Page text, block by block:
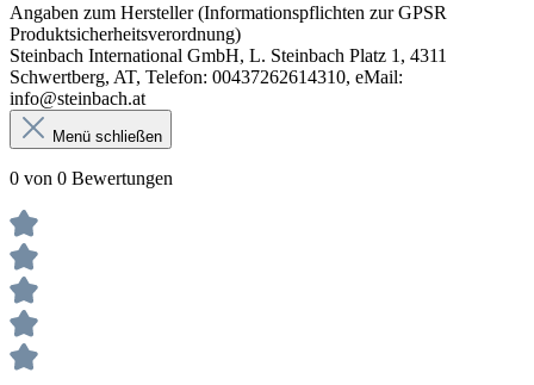
Angaben zum Hersteller (Informationspflichten zur GPSR
Produktsicherheitsverordnung)
Steinbach International GmbH, L. Steinbach Platz 1, 4311
Schwertberg, AT, Telefon: 00437262614310, eMail:
info@steinbach.at
Menü schließen
0 von 0 Bewertungen